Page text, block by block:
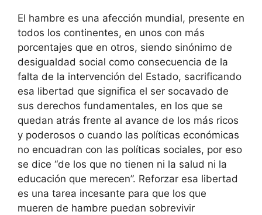
El hambre es una afección mundial, presente en
todos los continentes, en unos con más
porcentajes que en otros, siendo sinónimo de
desigualdad social como consecuencia de la
falta de la intervención del Estado, sacrificando
esa libertad que significa el ser socavado de
sus derechos fundamentales, en los que se
quedan atrás frente al avance de los más ricos
y poderosos o cuando las políticas económicas
no encuadran con las políticas sociales, por eso
se dice “de los que no tienen ni la salud ni la
educación que merecen”. Reforzar esa libertad
es una tarea incesante para que los que
mueren de hambre puedan sobrevivir